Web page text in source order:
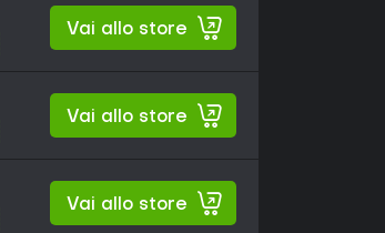
Vai allo store
Vai allo store
Vai allo store